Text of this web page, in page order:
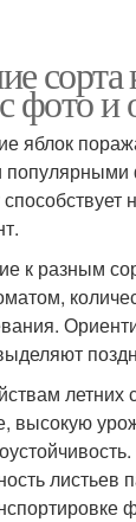
фото
яблок
к разным
летних
высокую
листьев